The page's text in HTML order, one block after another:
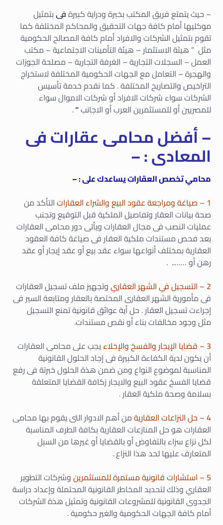
– حيث يتمتع فريق المكتب بخبرة ودراية كبيرةفىبتمثيل
موكليها أمام كافة جهات التحقيق والمحاكم المختلفة كما
تقوم بتمثيل الشركات والافراد أمام كافة المصالح الحكومية
مثل ” هيثة الاستثمار – هيئة التأمينات الاجتماعية – مكتب
العمل – السجلات التجارية – الغرفة التجارية – مصلحة الجوزات
والهجرة – التعامل مع الجهات الحكومية المختلفة لاستخراج
التراخيص والتصاريح المختلفة . كما نقدم خدمة تأسيس
الشركات سواء شركات الافراد أو شركات الاموال سواء
للمصريين أو للمستثمرين العرب أو الاجانب“
.
– أفضل محامى عقارات فى
المعادى : –
محامي تخصص العقارات يساعدك على : –
1 – صياغة ومراجعة عقود البيع والشراء العقارات
التأكد من
صحة بيانات العقار وتفاصيل الملكية قبل التوقيع وتجنب
عمليات النصب فى مجال العقارات ويأتى دور محامى العقارات
بعد فحص مستندات ملكية العقار فى صياغة كافة العقود
العقارية بمختلف أنواعها سواء عقد بيع أو عقد إيجار أو عقد
رهن أو …….. .
2 – التسجيل في الشهر العقاري
وتجهيز ملف تسجيل العقارات
فى مأمورية الشهر العقارى المختصة بالعقار ومتابعة السير فى
إجراءت تسجيل العقار . حل أية عوائق قانونية تمنع التسجيل
مثل وجود مخالفات بناء أو نقص مستندات.
3 – قضايا الإيجار والفسخ والإخلاء
يجب على محامى العقارات
أن يكون لدية الكفاءة الكبيرة فى إجاد الحلول القانونية
المناسبة لموضوع النواع ومن ضمن هذة الحلول خبرتة فى رفع
قضايا الفسخ عقود البيع والايجار زكافة القضايا المتعلقة
بسلامة وصحة ملكية العقار .
4 – حل النزاعات العقارية
من أهم الادوار التى يقوم بها محامى
العقارات هو حل المنازعات العقارية بكافة الطرف المناسبة
لكل نزاع سزاء بالتفاوض أو بالقضايا أو غيرها من السبل
المتعارف عليها لحد هذا النزاع .
5 – استشارات قانونية مستمرة للمستثمرين
وشركات التطوير
العقاري وذلك لتحديد المخاطر القانونية المحتملة وإعداد دراسة
الجدوى القانونية للمشروعات القانونية وتمثيل هذة الشركات
أمام كافة الجهات الحكومية والغير حكومية .